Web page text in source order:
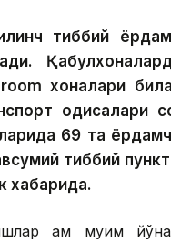
тиббий
хоналари
ҳодисалари
69 та
тиббий
хабарида.
ҳам муҳим